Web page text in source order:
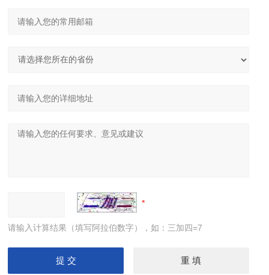
请输入计算结果（填写阿拉伯数字），如：三加四=7